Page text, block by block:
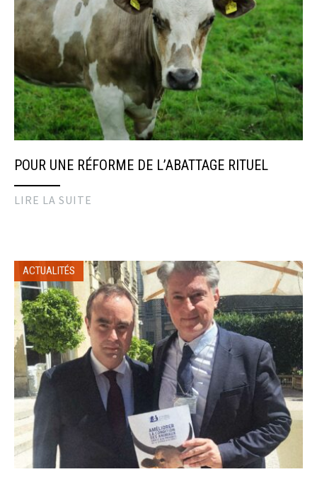
POUR UNE RÉFORME DE L’ABATTAGE RITUEL
LIRE LA SUITE
ACTUALITÉS